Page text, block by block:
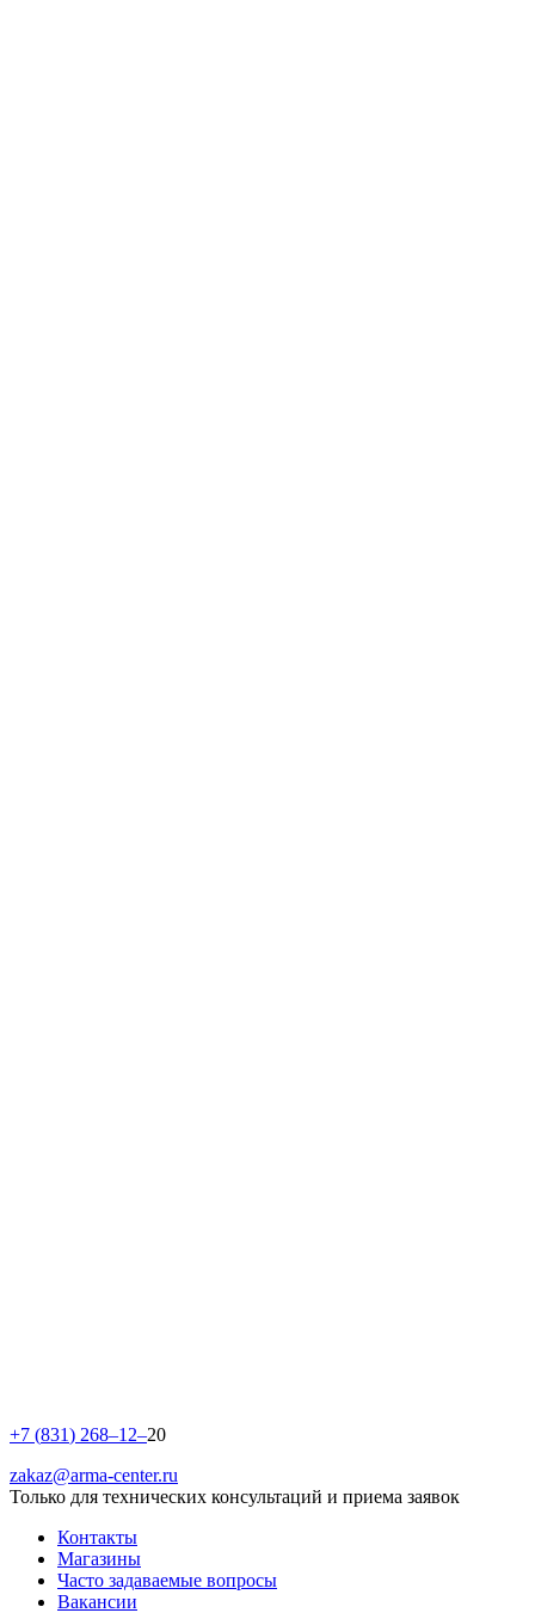
+7 (831) 268–1 2–20
zakaz@arma-center.ru
Только для технических консультаций и приема заявок
Контакты
Магазины
Часто задаваемые вопросы
Вакансии